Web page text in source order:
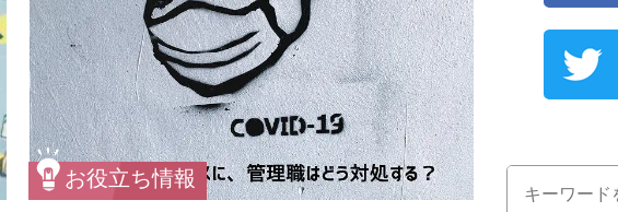
お役立ち情報